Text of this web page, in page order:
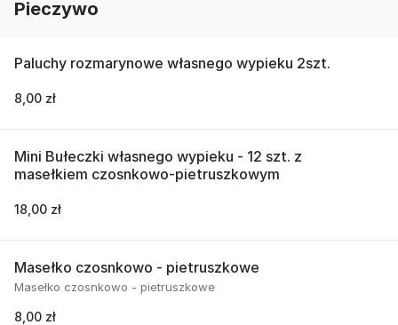
Pieczywo
Paluchy rozmarynowe własnego wypieku 2szt.
8,00 zł
Mini Bułeczki własnego wypieku - 12 szt. z
masełkiem czosnkowo-pietruszkowym
18,00 zł
Masełko czosnkowo - pietruszkowe
Masełko czosnkowo - pietruszkowe
8,00 zł